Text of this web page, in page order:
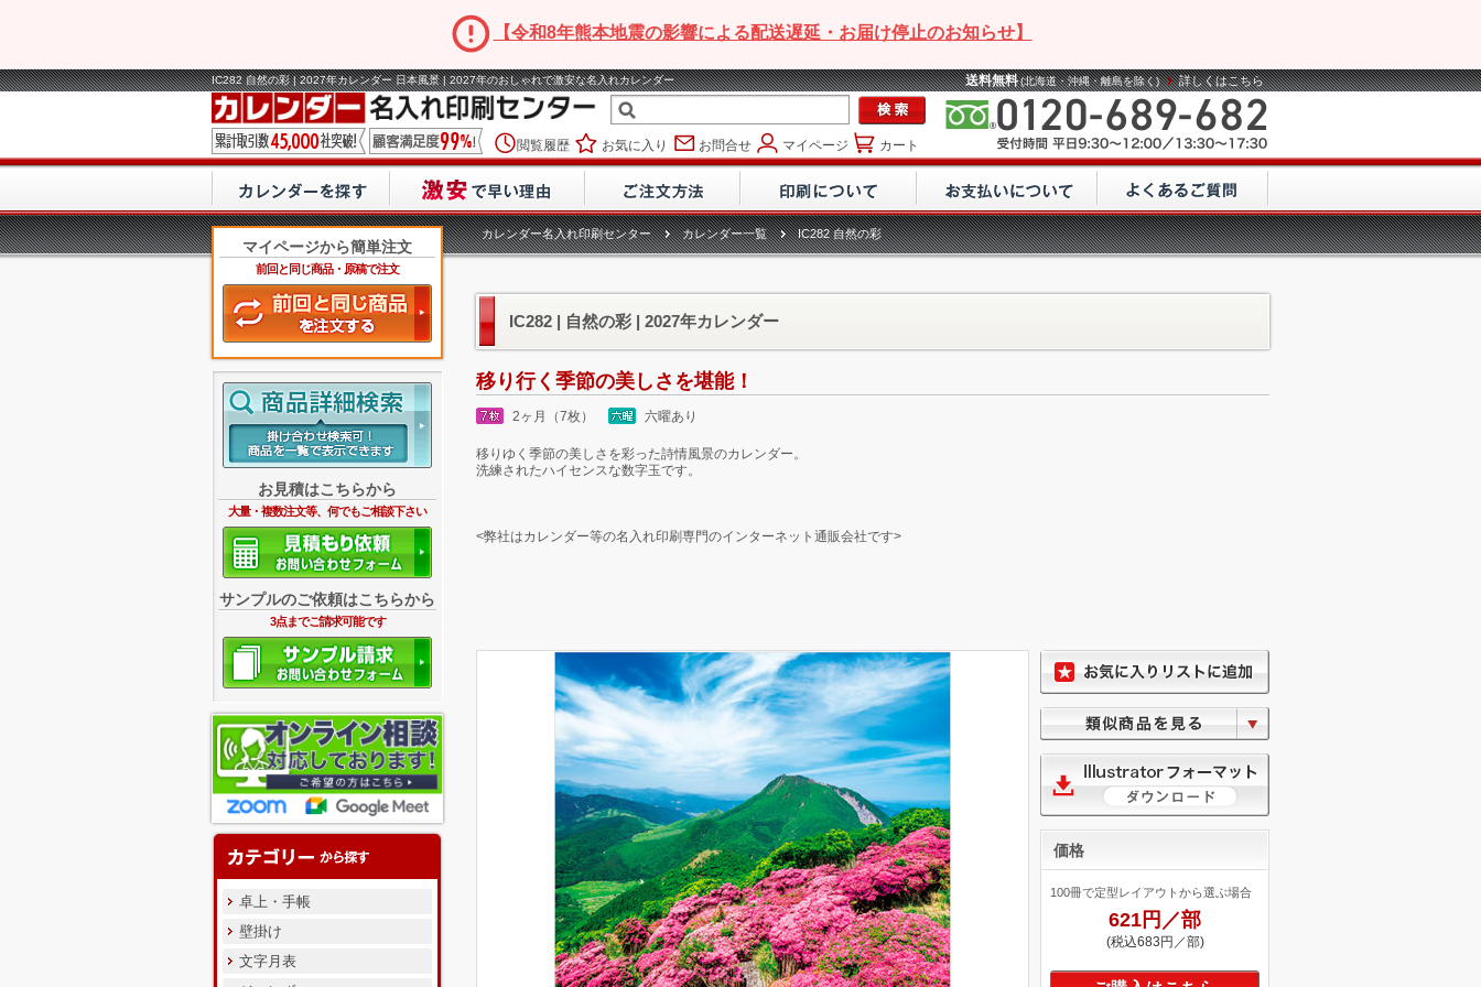
【令和8年熊本地震の影響による配送遅延・お届け停止のお知らせ】
IC282 自然の彩 | 2027年カレンダー 日本風景 | 2027年のおしゃれで激安な名入れカレンダー 送料無料 (北海道・沖縄・離島を除く) 詳しくはこちら
閲覧履歴 お気に入り お問合せ マイページ カート
マイページから簡単注文
前回と同じ商品・原稿で注文
お見積はこちらから
大量・複数注文等、何でもご相談下さい
サンプルのご依頼はこちらから
3点までご請求可能です
卓上・手帳
壁掛け
文字月表
カレンダー名入れ印刷センター カレンダー一覧 IC282 自然の彩
IC282 | 自然の彩 | 2027年カレンダー
移り行く季節の美しさを堪能！
2ヶ月（7枚） 六曜あり
移りゆく季節の美しさを彩った詩情風景のカレンダー。
洗練されたハイセンスな数字玉です。
<弊社はカレンダー等の名入れ印刷専門のインターネット通販会社です>
価格
100冊で定型レイアウトから選ぶ場合
621円／部
(税込683円／部)